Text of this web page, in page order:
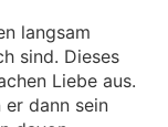
langsam
sind. Dieses
Liebe aus.
dann sein